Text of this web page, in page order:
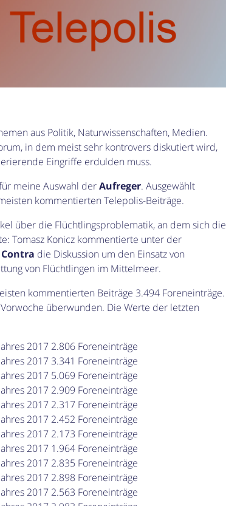
aus Politik, Naturwissenschaften, Medien.
in dem meist sehr kontrovers diskutiert wird,
Eingriffe erdulden muss.
meine Auswahl derAufreger. Ausgewählt
kommentierten Telepolis-Beiträge.
über die Flüchtlingsproblematik, an dem sich die
Tomasz Konicz kommentierte unter der
die Diskussion um den Einsatz von
von Flüchtlingen im Mittelmeer.
kommentierten Beiträge 3.494 Foreneinträge.
überwunden. Die Werte der letzten
2017 2.806 Foreneinträge
2017 3.341 Foreneinträge
2017 5.069 Foreneinträge
2017 2.909 Foreneinträge
2017 2.317 Foreneinträge
2017 2.452 Foreneinträge
2017 2.173 Foreneinträge
2017 1.964 Foreneinträge
2017 2.835 Foreneinträge
2017 2.898 Foreneinträge
2017 2.563 Foreneinträge